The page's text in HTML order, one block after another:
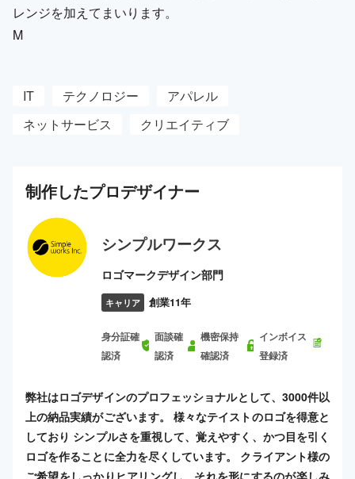
レンジを加えてまいります。
M
IT テクノロジー
アパレル
ネットサービス
クリエイティブ
制作したプロデザイナー
シンプルワークス
ロゴマークデザイン部門
キャリア 創業11年
身分証確
認済
面談確
認済
機密保持
確認済
インボイス
登録済
弊社はロゴデザインのプロフェッショナルとして、3000件以
上の納品実績がございます。 様々なテイストのロゴを得意と
しており シンプルさを重視して、覚えやすく、かつ目を引く
ロゴを作ることに全力を尽くしています。 クライアント様の
ご希望をしっかりヒアリングし、それを形にするのが楽しみ